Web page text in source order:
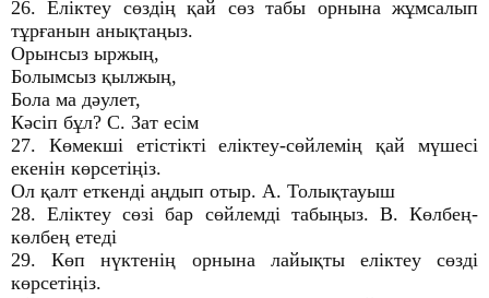
26. Еліктеу сөздің қай сөз табы орнына жұмсалып
тұрғанын анықтаңыз.
Орынсыз ыржың,
Болымсыз қылжың,
Бола ма дәулет,
Кәсіп бұл? С. Зат есім
27. Көмекші етістікті еліктеу-сөйлемің қай мүшесі
екенін көрсетіңіз.
Ол қалт еткенді аңдып отыр. А. Толықтауыш
28. Еліктеу сөзі бар сөйлемді табыңыз. В. Көлбең-
көлбең етеді
29. Көп нүктенің орнына лайықты еліктеу сөзді
көрсетіңіз.